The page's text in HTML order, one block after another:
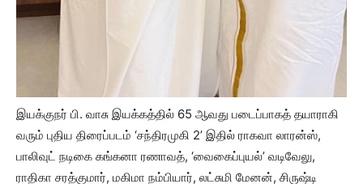
இயக்குநர் பி. வாசு இயக்கத்தில் 65 ஆவது படைப்பாகத் தயாராகி
வரும் புதிய திரைப்படம் ‘சந்திரமுகி 2’ இதில் ராகவா லாரன்ஸ்,
பாலிவுட் நடிகை கங்கனா ரணாவத், ‘வைகைப்புயல்’ வடிவேலு,
ராதிகா சரத்குமார், மகிமா நம்பியார், லட்சுமி மேனன், சிருஷ்டி